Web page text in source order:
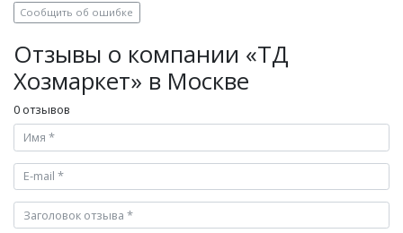
Сообщить об ошибке
Отзывы о компании «ТД
Хозмаркет» в Москве
0 отзывов